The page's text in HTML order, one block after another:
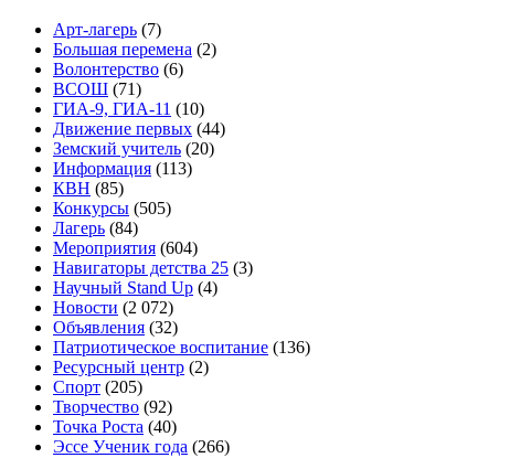
Арт-лагерь (7)
Большая перемена (2)
Волонтерство (6)
ВСОШ (71)
ГИА-9, ГИА-11 (10)
Движение первых (44)
Земский учитель (20)
Информация (113)
КВН (85)
Конкурсы (505)
Лагерь (84)
Мероприятия (604)
Навигаторы детства 25 (3)
Научный Stand Up (4)
Новости (2 072)
Объявления (32)
Патриотическое воспитание (136)
Ресурсный центр (2)
Спорт (205)
Творчество (92)
Точка Роста (40)
Эссе Ученик года (266)